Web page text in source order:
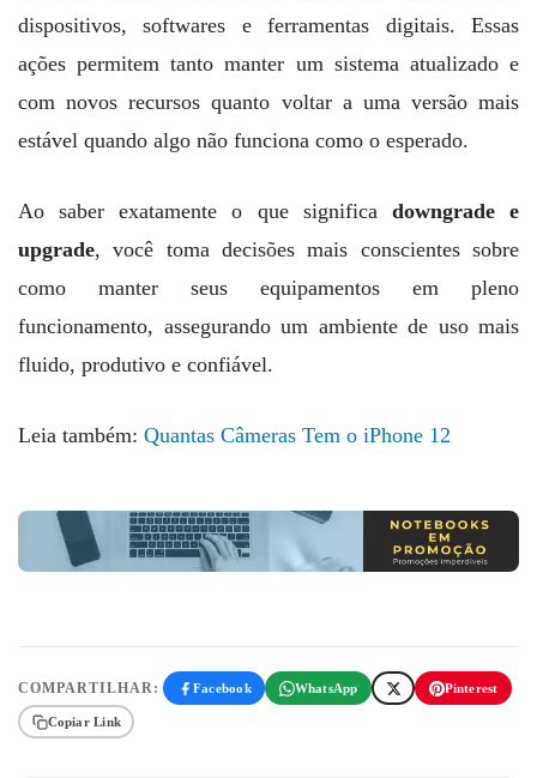
dispositivos, softwares e ferramentas digitais. Essas
ações permitem tanto manter um sistema atualizado e
com novos recursos quanto voltar a uma versão mais
estável quando algo não funciona como o esperado.
Ao saber exatamente o que significa downgrade e
upgrade, você toma decisões mais conscientes sobre
como manter seus equipamentos em pleno
funcionamento, assegurando um ambiente de uso mais
fluido, produtivo e confiável.
Leia também: Quantas Câmeras Tem o iPhone 12
COMPARTILHAR: Facebook WhatsApp Pinterest
Copiar Link